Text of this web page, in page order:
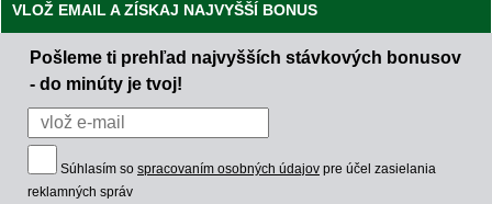
VLOŽ EMAIL A ZÍSKAJ NAJVYŠŠÍ BONUS
Pošleme ti prehľad najvyšších stávkových bonusov
- do minúty je tvoj!
Súhlasím so spracovaním osobných údajov pre účel zasielania
reklamných správ